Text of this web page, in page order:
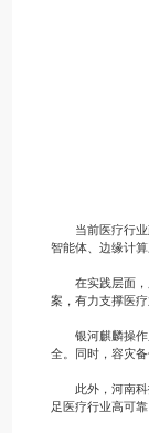
当前医疗行
智能体、边缘计
在实践层面
案，有力支撑医
银河麒麟操
全。同时，容灾
此外，河南
足医疗行业高可